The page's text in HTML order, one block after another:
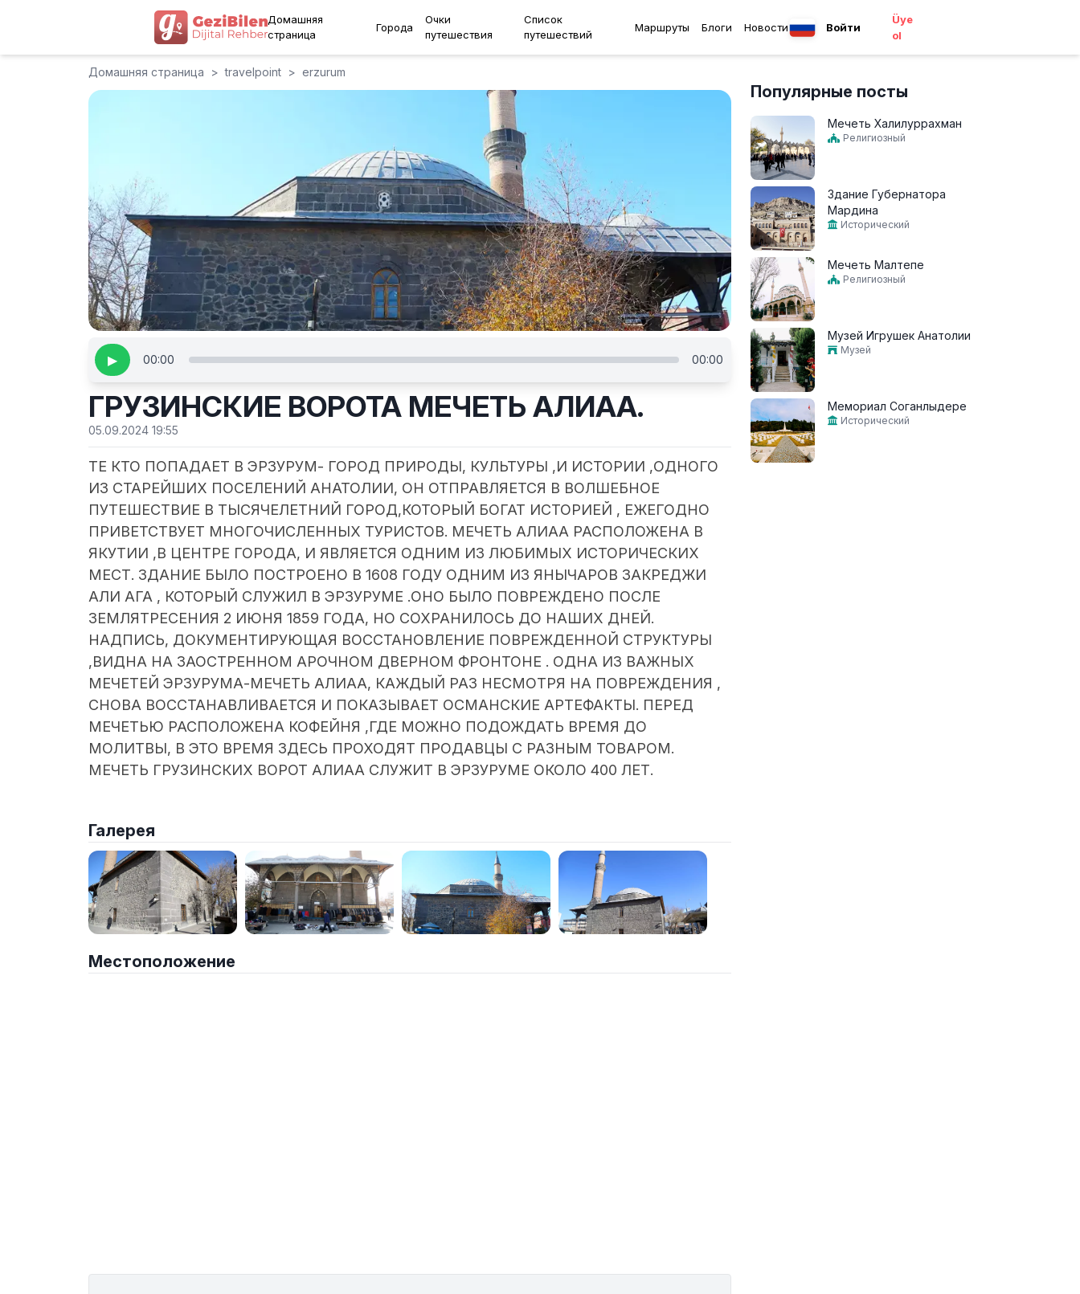
Домашняя
страница
Города
Очки
путешествия
Список
путешествий
Маршруты Блоги Новости Войти
Üye
ol
Домашняя страница > travelpoint > erzurum
▶ 00:00 00:00
ГРУЗИНСКИЕ ВОРОТА МЕЧЕТЬ АЛИАА.
05.09.2024 19:55
ТЕ КТО ПОПАДАЕТ В ЭРЗУРУМ- ГОРОД ПРИРОДЫ, КУЛЬТУРЫ ,И ИСТОРИИ ,ОДНОГО
ИЗ СТАРЕЙШИХ ПОСЕЛЕНИЙ АНАТОЛИИ, ОН ОТПРАВЛЯЕТСЯ В ВОЛШЕБНОЕ
ПУТЕШЕСТВИЕ B ТЫСЯЧЕЛЕТНИЙ ГОРОД,КОТОРЫЙ БОГАТ ИСТОРИЕЙ , ЕЖЕГОДНО
ПРИВЕТСТВУЕТ МНОГОЧИСЛЕННЫХ ТУРИСТОВ. МЕЧЕТЬ АЛИАА РАСПОЛОЖЕНА В
ЯКУТИИ ,В ЦЕНТРЕ ГОРОДА, И ЯВЛЯЕТСЯ ОДНИМ ИЗ ЛЮБИМЫХ ИСТОРИЧЕСКИХ
МЕСТ. ЗДАНИЕ БЫЛО ПОСТРОЕНО В 1608 ГОДУ ОДНИМ ИЗ ЯНЫЧАРОВ ЗАКРЕДЖИ
АЛИ АГА , КОТОРЫЙ СЛУЖИЛ В ЭРЗУРУМЕ .ОНО БЫЛО ПОВРЕЖДЕНО ПОСЛЕ
ЗЕМЛЯТРЕСЕНИЯ 2 ИЮНЯ 1859 ГОДА, НО СОХРАНИЛОСЬ ДО НАШИХ ДНЕЙ.
НАДПИСЬ, ДОКУМЕНТИРУЮЩАЯ ВОССТАНОВЛЕНИЕ ПОВРЕЖДЕННОЙ СТРУКТУРЫ
,ВИДНА НА ЗАОСТРЕННОМ АРОЧНОМ ДВЕРНОМ ФРОНТОНЕ . ОДНА ИЗ ВАЖНЫХ
МЕЧЕТЕЙ ЭРЗУРУМА-МЕЧЕТЬ АЛИАА, КАЖДЫЙ РАЗ НЕСМOТРЯ НА ПОВРЕЖДЕНИЯ ,
СНОВА ВОССТАНАВЛИВАЕТСЯ И ПОКАЗЫВАЕТ ОСМАНСКИЕ АРТЕФАКТЫ. ПЕРЕД
МЕЧЕТЬЮ РАСПОЛОЖЕНА КОФЕЙНЯ ,ГДЕ МОЖНО ПОДОЖДАТЬ ВРЕМЯ ДО
МОЛИТВЫ, В ЭТО ВРЕМЯ ЗДЕСЬ ПРОХОДЯТ ПРОДАВЦЫ С РАЗНЫМ ТОВАРОМ.
МЕЧЕТЬ ГРУЗИНСКИХ ВОРОТ АЛИАА СЛУЖИТ В ЭРЗУРУМЕ ОКОЛО 400 ЛЕТ.
Галерея
Местоположение
Популярные посты
Мечеть Халилуррахман
Религиозный
Здание Губернатора
Мардина
Исторический
Мечеть Малтепе
Религиозный
Музей Игрушек Анатолии
Музей
Мемориал Соганлыдере
Исторический